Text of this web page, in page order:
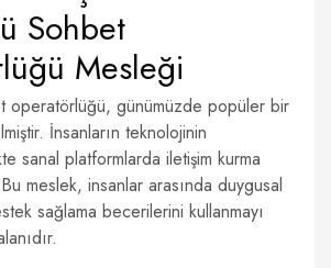
Sohbet
Mesleği
operatörlüğü, günümüzde popüler bir
İnsanların teknolojinin
sanal platformlarda iletişim kurma
Bu meslek, insanlar arasında duygusal
sağlama becerilerini kullanmayı